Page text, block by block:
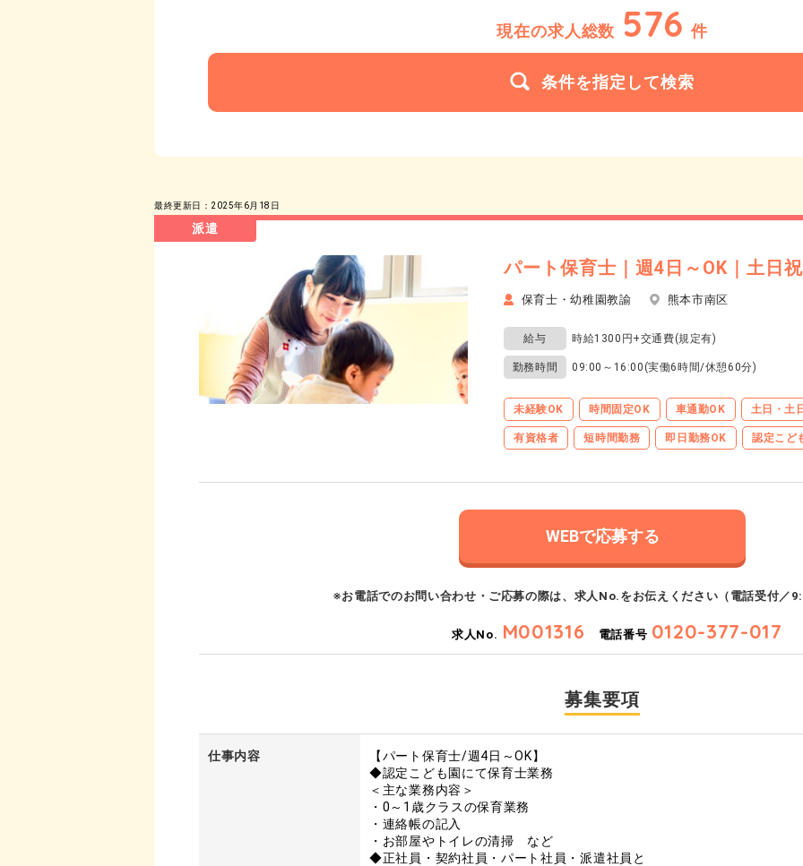
現在の求人総数 576 件
条件を指定して検索
最終更新日：2025年6月18日
派遣
パート保育士｜週4日～OK｜土日
保育士・幼稚園教諭 熊本市南区
給与 時給1300円+交通費(規定有)
勤務時間 09:00～16:00(実働6時間/休憩60分)
未経験OK 時間固定OK 車通勤OK 土日・土
有資格者 短時間勤務 即日勤務OK 認定こど
WEBで応募する
※お電話でのお問い合わせ・ご応募の際は、 求人No.をお伝えください （電話受付／
求人No. M001316 電話番号 0120-377-017
募集要項
仕事内容
【パート保育士/週4日～OK】
◆認定こども園にて保育士業務
＜主な業務内容＞
・0～1歳クラスの保育業務
・連絡帳の記入
・お部屋やトイレの清掃 など
◆正社員・契約社員・パート社員・派遣社員と